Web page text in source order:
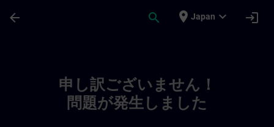
arrow_back search place Japan expand_more login
申し訳ございません！
問題が発生しました